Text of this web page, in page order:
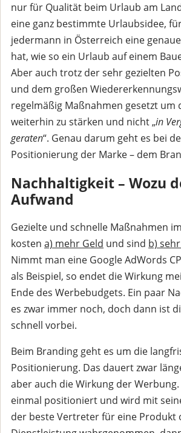
nur für Qualität beim Urlaub am
eine ganz bestimmte Urlaubsidee,
jedermann in Österreich eine
hat, wie so ein Urlaub auf einem
Aber auch trotz der sehr gezielten
und dem großen
regelmäßig Maßnahmen gesetzt um
weiterhin zu stärken und nicht „in
geraten“. Genau darum geht es bei
Positionierung der Marke – dem
Nachhaltigkeit – Wozu
Aufwand
Gezielte und schnelle Maßnahmen
kostena) mehr Geld und sind b)
Nimmt man eine Google AdWords
als Beispiel, so endet die Wirkung
Ende des Werbebudgets. Ein paar
es zwar immer noch, doch dann ist
schnell vorbei.
Beim Branding geht es um die
Positionierung. Das dauert zwar
aber auch die Wirkung der
einmal positioniert und wird mit
der beste Vertreter für eine Produkt